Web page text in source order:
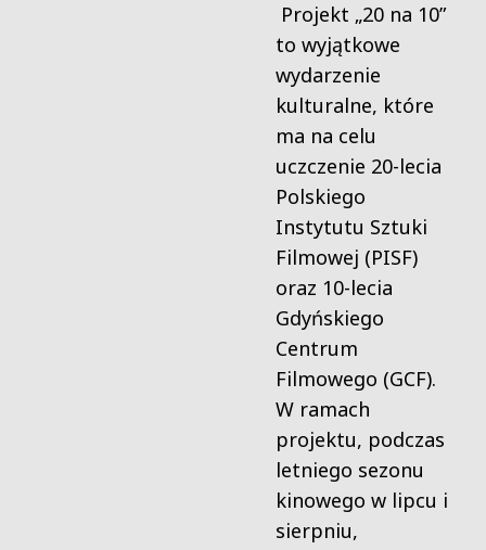
Projekt „20 na 10”
to wyjątkowe
wydarzenie
kulturalne, które
ma na celu
uczczenie 20-lecia
Polskiego
Instytutu Sztuki
Filmowej (PISF)
oraz 10-lecia
Gdyńskiego
Centrum
Filmowego (GCF).
W ramach
projektu, podczas
letniego sezonu
kinowego w lipcu i
sierpniu,